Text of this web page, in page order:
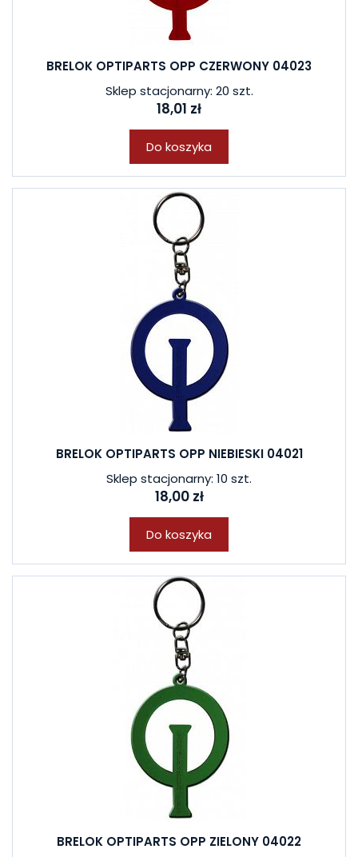
BRELOK OPTIPARTS OPP CZERWONY 04023
Sklep stacjonarny: 20 szt.
18,01 zł
Do koszyka
BRELOK OPTIPARTS OPP NIEBIESKI 04021
Sklep stacjonarny: 10 szt.
18,00 zł
Do koszyka
BRELOK OPTIPARTS OPP ZIELONY 04022